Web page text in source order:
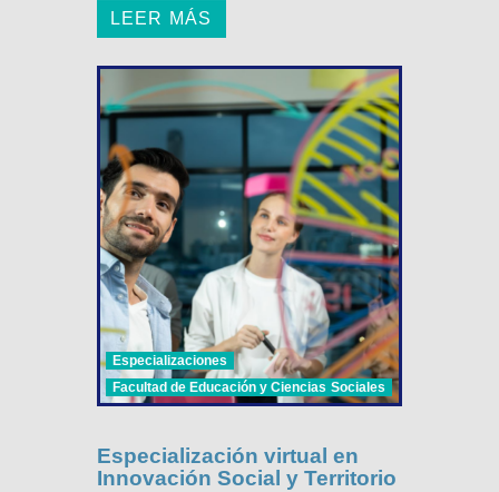
LEER MÁS
Especializaciones
Facultad de Educación y Ciencias Sociales
Especialización virtual en
Innovación Social y Territorio